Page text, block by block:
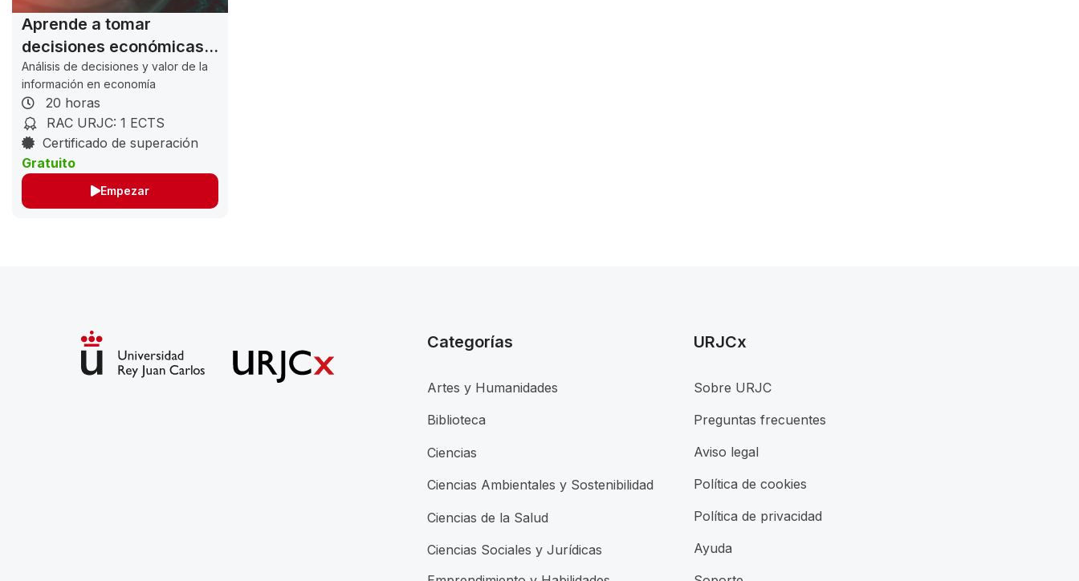
Aprende a tomar
decisiones económicas
acertadas
Análisis de decisiones y valor de la
información en economía
20 horas
RAC URJC: 1 ECTS
Certificado de superación
Gratuito
Empezar
Categorías
Artes y Humanidades
Biblioteca
Ciencias
Ciencias Ambientales y Sostenibilidad
Ciencias de la Salud
Ciencias Sociales y Jurídicas
URJCx
Sobre URJC
Preguntas frecuentes
Aviso legal
Política de cookies
Política de privacidad
Ayuda